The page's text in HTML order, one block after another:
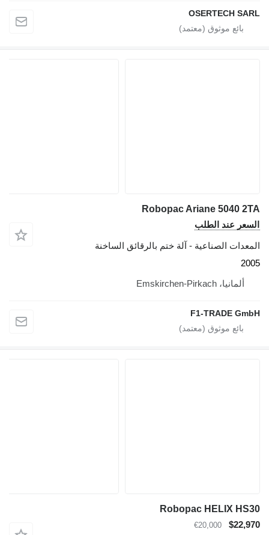
OSERTECH SARL
Robopac Ariane 5040 2TA
السعر عند الطلب
المعدات الصناعية - آلة ختم بالرقائق الساخنة
2005
ألمانيا، Emskirchen-Pirkach
F1-TRADE GmbH
Robopac HELIX HS30
$22,970
€20,000